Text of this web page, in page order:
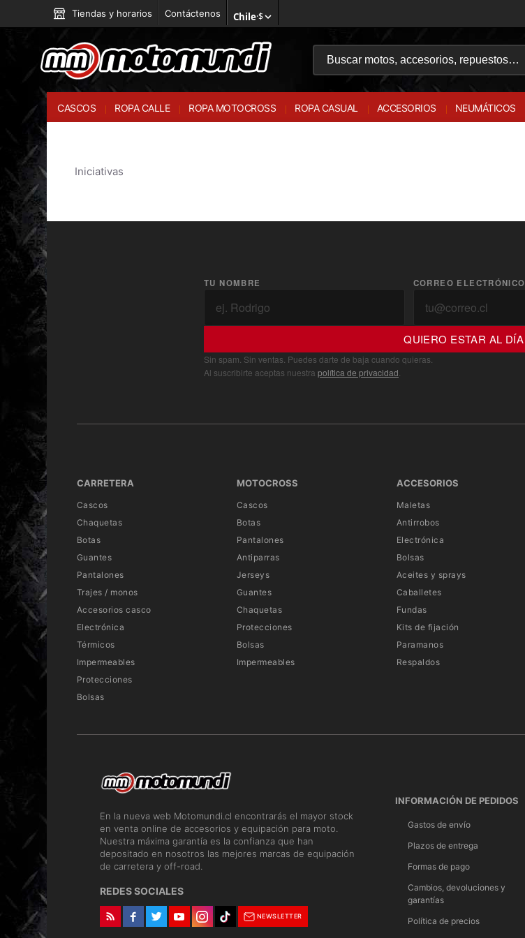
Tiendas y horarios Contáctenos Chile·$
CASCOS ROPA CALLE ROPA MOTOCROSS ROPA CASUAL ACCESORIOS NEUMÁTICOS
Iniciativas
TU NOMBRE CORREO ELECTRÓNICO
QUIERO ESTAR AL DÍA
Sin spam. Sin ventas. Puedes darte de baja cuando quieras.
Al suscribirte aceptas nuestra política de privacidad
CARRETERA
Cascos
Chaquetas
Botas
Guantes
Pantalones
Trajes / monos
Accesorios casco
Electrónica
Térmicos
Impermeables
Protecciones
Bolsas
MOTOCROSS
Cascos
Botas
Pantalones
Antiparras
Jerseys
Guantes
Chaquetas
Protecciones
Bolsas
Impermeables
ACCESORIOS
Maletas
Antirrobos
Electrónica
Bolsas
Aceites y sprays
Caballetes
Fundas
Kits de fijación
Paramanos
Respaldos
En la nueva web Motomundi.cl encontrarás el mayor stock
en venta online de accesorios y equipación para moto.
Nuestra máxima garantía es la confianza que han
depositado en nosotros las mejores marcas de equipación
de carretera y off-road.
REDES SOCIALES
NEWSLETTER
INFORMACIÓN DE PEDIDOS
Gastos de envío
Plazos de entrega
Formas de pago
Cambios, devoluciones y
garantías
Política de precios